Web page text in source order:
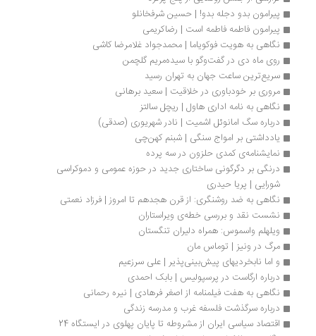
پیرامون بدو دجله بدو! | حسین شرفخانلو
پیرامون فاطمه فاطمه است | رضاکریمی
نگاهی به هویت فوکویاما | محمدجواد غلامرضا کاشی
روی ماه دی در گفت‌وگو با سیده‌مریم گلچمن
سریع‌ترین ساعت جهان به تهران رسید
مروری بر خودباوری در خلاقیت | سعید برهانی
نگاهی به نامه اداری هاول | ریچل سالتز
درباره سگ امانوئل اشمیت | نادر شهریوری (صدقی)
یادداشتی بر امواج سنگی | شبنم کهن‌چی
نمایشنامه‌ی کمدی حلزون در سه پرده
درنگی بر دگرگونی ساختاری جدید در حوزه عمومی و دموکراسی
شورایی | پریا حیدری
نگاهی به ضد روشنگری: از قرن هجدهم تا امروز | فرزاد نعمتی
نشست نقد و بررسی خطه‌ی ویراستاران
ویلهلم واسموس: همراه دلیران تنگستان
مرگ در ونیز | توماس مان
و اما نابخردیهای پیش‌بینی‌پذیر | علی سرزعیم
درباره ارگاست در پرسپولیس | بابک احمدی
نگاهی به هفت فیلمنامه از اصغر فرهادی | نیره رحمانی
درباره سرگذشت فلسفه غرب و مدرسه زندگی
اقتصاد سیاسی ایران از مشروطه تا پایان پهلوی در ایستگاه 24